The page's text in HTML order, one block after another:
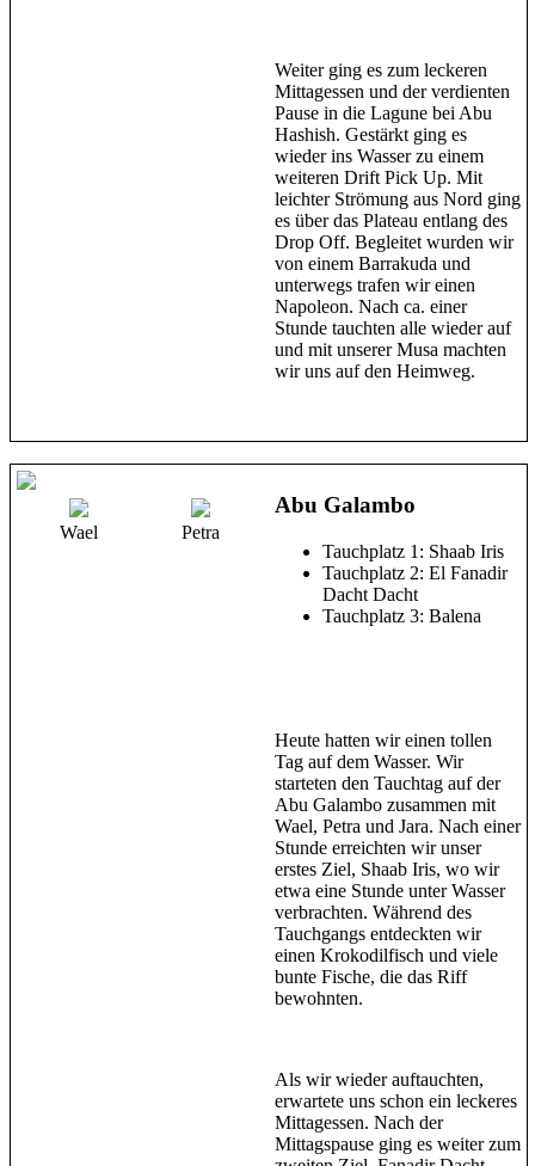
Weiter ging es zum leckeren
Mittagessen und der verdienten
Pause in die Lagune bei Abu
Hashish. Gestärkt ging es
wieder ins Wasser zu einem
weiteren Drift Pick Up. Mit
leichter Strömung aus Nord ging
es über das Plateau entlang des
Drop Off. Begleitet wurden wir
von einem Barrakuda und
unterwegs trafen wir einen
Napoleon. Nach ca. einer
Stunde tauchten alle wieder auf
und mit unserer Musa machten
wir uns auf den Heimweg.
Wael Petra
Abu Galambo
Tauchplatz 1: Shaab Iris
Tauchplatz 2: El Fanadir
Dacht Dacht
Tauchplatz 3: Balena
Heute hatten wir einen tollen
Tag auf dem Wasser. Wir
starteten den Tauchtag auf der
Abu Galambo zusammen mit
Wael, Petra und Jara. Nach einer
Stunde erreichten wir unser
erstes Ziel, Shaab Iris, wo wir
etwa eine Stunde unter Wasser
verbrachten. Während des
Tauchgangs entdeckten wir
einen Krokodilfisch und viele
bunte Fische, die das Riff
bewohnten.
Als wir wieder auftauchten,
erwartete uns schon ein leckeres
Mittagessen. Nach der
Mittagspause ging es weiter zum